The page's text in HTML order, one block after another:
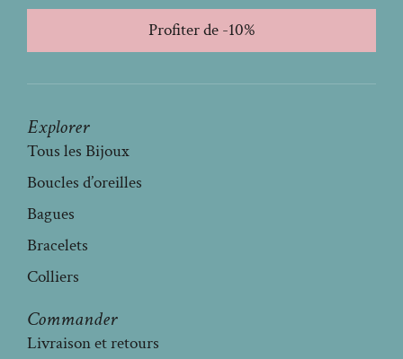
Profiter de -10%
Explorer
Tous les Bijoux
Boucles d’oreilles
Bagues
Bracelets
Colliers
Commander
Livraison et retours